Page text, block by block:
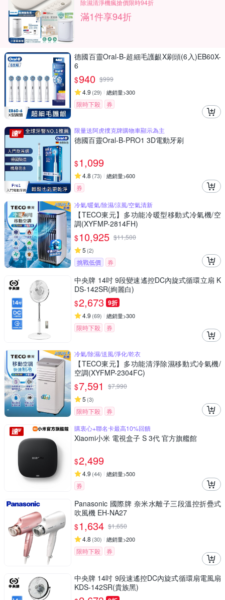
除濕清淨機瘋搶價限時94折
滿1件享94折
德國百靈Oral-B-超細毛護齦X刷頭(6入)EB60X-
6
$940 $999
4.9 (29) 總銷量>300
限時下殺 券
限量送阿虎撲克牌購物車顯示為主
德國百靈Oral-B-PRO1 3D電動牙刷
$1,099
4.8 (73) 總銷量>600
券
冷氣/暖氣/除濕/涼風/空氣清新
【TECO東元】多功能冷暖型移動式冷氣機/空
調(XYFMP-2814FH)
$10,925 $11,500
5 (2)
挑戰低價 券
中央牌 14吋 9段變速遙控DC內旋式循環立扇 K
DS-142SR(絢麗白)
$2,673 9折
4.9 (69) 總銷量>300
限時下殺 券
冷氣/除濕/送風/淨化/乾衣
【TECO東元】多功能清淨除濕移動式冷氣機/
空調(XYFMP-2304FC)
$7,591 $7,990
5 (3)
限時下殺
券
購衷心+聯名卡最高10%回饋
Xiaomi小米 電視盒子 S 3代 官方旗艦館
$2,499
4.9 (44) 總銷量>500
券
Panasonic 國際牌 奈米水離子三段溫控折疊式
吹風機 EH-NA27
$1,634 $1,650
4.8 (30) 總銷量>200
限時下殺 券
中央牌 14吋 9段速遙控DC內旋式循環扇電風扇
KDS-142SR(貴族黑)